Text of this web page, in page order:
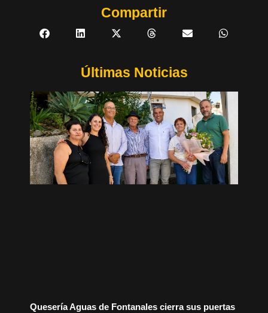
Compartir
Últimas Noticias
Quesería Aguas de Fontanales cierra sus puertas